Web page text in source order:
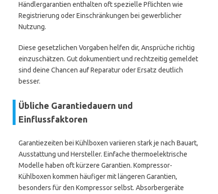
Händlergarantien enthalten oft spezielle Pflichten wie
Registrierung oder Einschränkungen bei gewerblicher
Nutzung.
Diese gesetzlichen Vorgaben helfen dir, Ansprüche richtig
einzuschätzen. Gut dokumentiert und rechtzeitig gemeldet
sind deine Chancen auf Reparatur oder Ersatz deutlich
besser.
Übliche Garantiedauern und
Einflussfaktoren
Garantiezeiten bei Kühlboxen variieren stark je nach Bauart,
Ausstattung und Hersteller. Einfache thermoelektrische
Modelle haben oft kürzere Garantien. Kompressor-
Kühlboxen kommen häufiger mit längeren Garantien,
besonders für den Kompressor selbst. Absorbergeräte